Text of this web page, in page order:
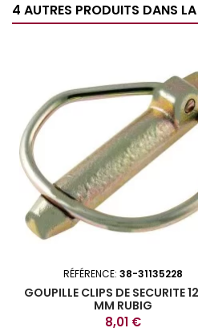
4 AUTRES PRODUITS DANS
RÉFÉRENCE: 38-31135228
GOUPILLE CLIPS DE SECURITE
MM RUBIG
Prix
8,01 €